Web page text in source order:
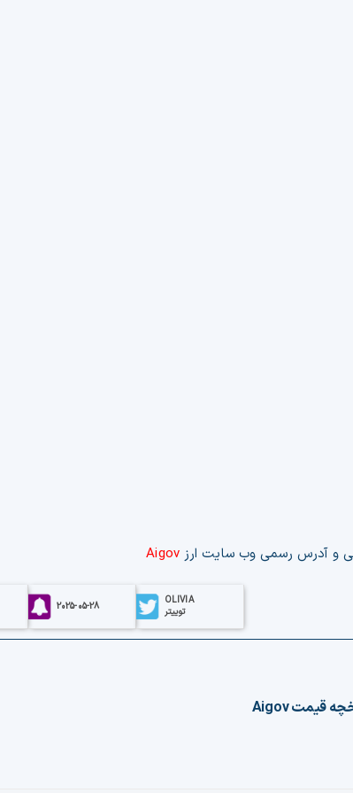
و آدرس رسمی وب‌ سایت ارزAigov
2025-05-28
OLIVIA
توییتر
قیمتAigov